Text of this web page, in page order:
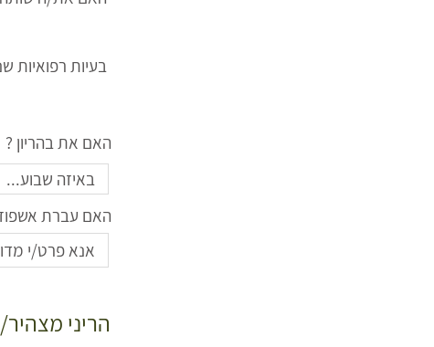
בעיות רפואיות
האם את בהריון ?
האם עברת
הריני